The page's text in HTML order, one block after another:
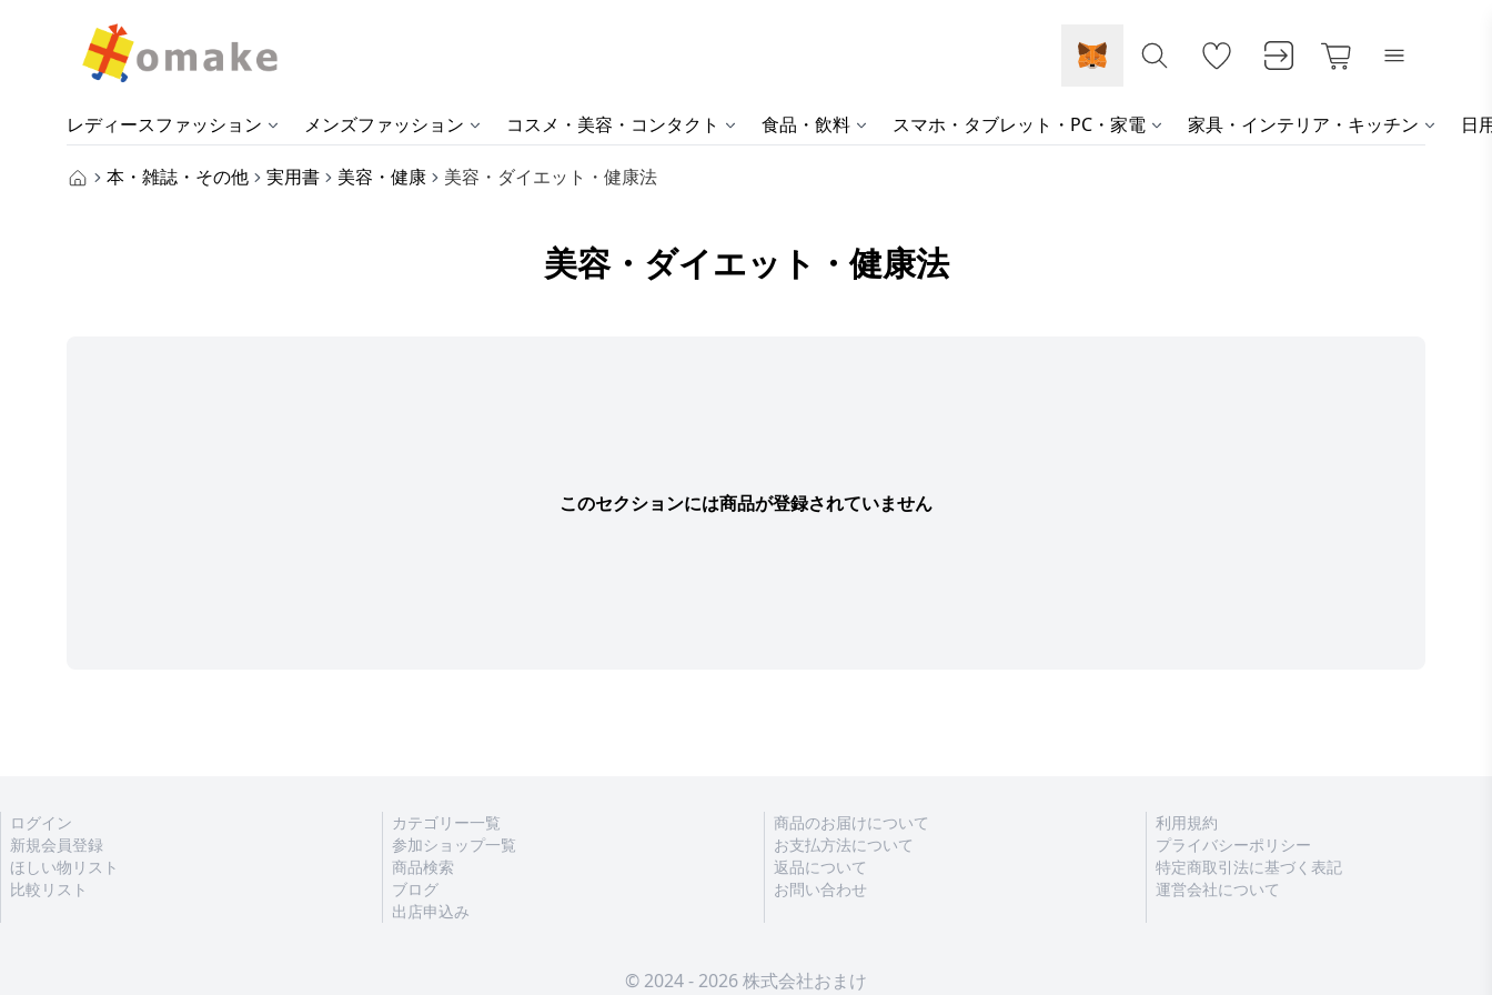
レディースファッション メンズファッション コスメ・美容・コンタクト 食品・飲料 スマホ・タブレット・PC・家電 家具・インテリア・キッチン 日
本・雑誌・その他 実用書 美容・健康 美容・ダイエット・健康法
美容・ダイエット・健康法
このセクションには商品が登録されていません
ログイン
新規会員登録
ほしい物リスト
比較リスト
カテゴリー一覧
参加ショップ一覧
商品検索
ブログ
出店申込み
商品のお届けについて
お支払方法について
返品について
お問い合わせ
利用規約
プライバシーポリシー
特定商取引法に基づく表記
運営会社について
© 2024 - 2026 株式会社おまけ